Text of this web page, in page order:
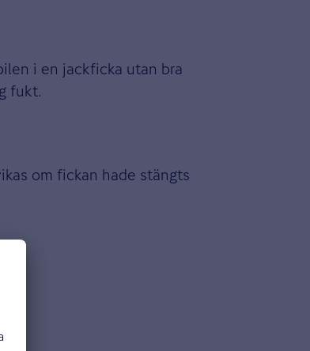
i en jackficka utan bra
fukt.
om fickan hade stängts